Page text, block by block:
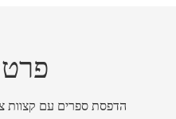
הדפסת ספרים עם קצוות